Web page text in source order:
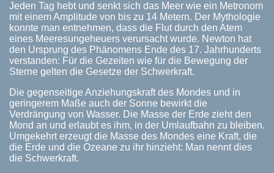
Jeden Tag hebt und senkt sich das Meer wie ein Metronom
mit einem Amplitude von bis zu 14 Metern. Der Mythologie
konnte man entnehmen, dass die Flut durch den Atem
eines Meeresungeheuers verursacht wurde. Newton hat
den Ursprung des Phänomens Ende des 17. Jahrhunderts
verstanden: Für die Gezeiten wie für die Bewegung der
Sterne gelten die Gesetze der Schwerkraft.
Die gegenseitige Anziehungskraft des Mondes und in
geringerem Maße auch der Sonne bewirkt die
Verdrängung von Wasser. Die Masse der Erde zieht den
Mond an und erlaubt es ihm, in der Umlaufbahn zu bleiben.
Umgekehrt erzeugt die Masse des Mondes eine Kraft, die
die Erde und die Ozeane zu ihr hinzieht: Man nennt dies
die Schwerkraft.